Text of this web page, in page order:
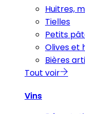
Huitres,
Tielles
Petits
Olives et
Bières
Tout voir
Vins